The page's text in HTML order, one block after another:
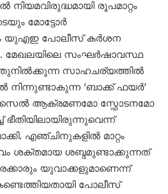
നിയമവിരുദ്ധമായി രൂപമാറ്റം
മോട്ടോർ
യുഎഇ പോലീസ് കർശന
മേഖലയിലെ സംഘർഷാവസ്ഥ
സാഹചര്യത്തിൽ
നിന്നുണ്ടാകുന്ന ‘ബാക്ക് ഫയർ’
ആക്രമണമോ സ്ഫോടനമോ
ഭീതിയിലായിരുന്നുവെന്ന്
എഞ്ചിനുകളിൽ മാറ്റം
ശക്തമായ ശബ്ദമുണ്ടാക്കുന്നത്
യുവാക്കളുമാണെന്ന്
പോലീസ്